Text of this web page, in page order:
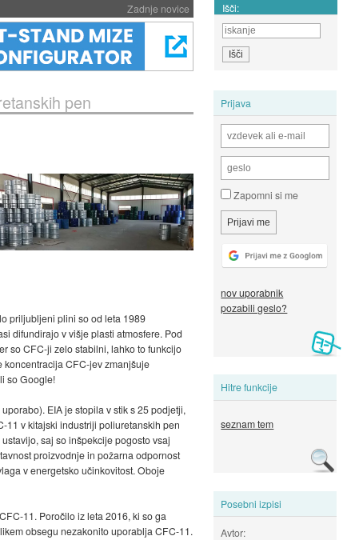
Zadnje novice Išči:
Prijava
Zapomni si me
nov uporabnik
pozabili geslo?
Hitre funkcije
seznam tem
Posebni izpisi
Avtor:
pen
priljubljeni plini so od leta 1989
difundirajo v višje plasti atmosfere. Pod
so CFC-ji zelo stabilni, lahko to funkcijo
koncentracija CFC-jev zmanjšuje
so Google!
EIA je stopila v stik s 25 podjetji,
11 v kitajski industriji poliuretanskih pen
saj so inšpekcije pogosto vsaj
proizvodnje in požarna odpornost
v energetsko učinkovitost. Oboje
11. Poročilo iz leta 2016, ki so ga
obsegu nezakonito uporablja CFC-11.